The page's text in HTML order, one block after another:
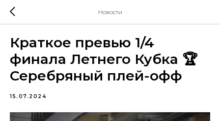
Новости
Краткое превью 1/4
финала Летнего Кубка 🏆
Серебряный плей-офф
15.07.2024